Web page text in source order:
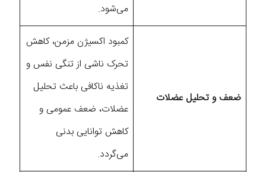
می‌شود.
ضعف و تحلیل عضلات
کمبود اکسیژن مزمن، کاهش
تحرک ناشی از تنگی نفس و
تغذیه ناکافی باعث تحلیل
عضلات، ضعف عمومی و
کاهش توانایی بدنی
می‌گردد.